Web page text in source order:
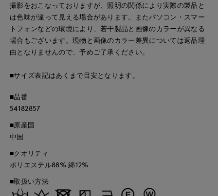
撮影をおこなっておりますが、照明の関係により実際の製品と
は色味が違って見える場合があります。またパソコン・スマー
トフォンなどの環境により、若干製品と画像のカラーが異なる
場合もございます。現物と画像のカラー差異については返品理
由となりませんので、予めご了承ください。
■サイズ表記はあくまで目安となります。
■品番
54182857
■原産国
中国
■クオリティ
ポリエステル88% 綿12%
■取扱い方法